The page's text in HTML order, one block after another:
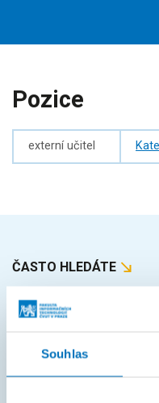
Souhlas
Pozice
externí učitel
ČASTO HLEDÁTE
Harmonogram
Průvodce studiem